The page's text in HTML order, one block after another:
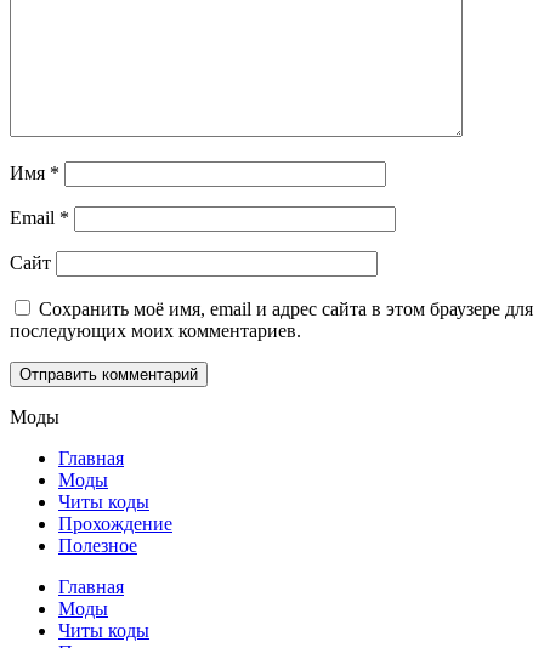
Имя *
Email *
Сайт
Сохранить моё имя, email и адрес сайта в этом браузере для
последующих моих комментариев.
Моды
Главная
Моды
Читы коды
Прохождение
Полезное
Главная
Моды
Читы коды